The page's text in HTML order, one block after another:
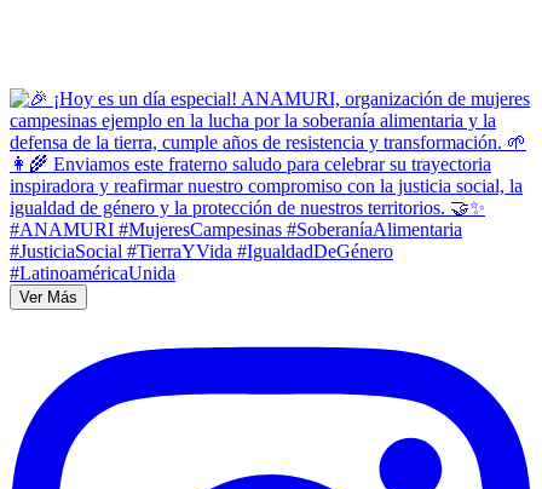
Ver Más